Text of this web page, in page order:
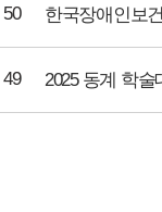
50 한국장애인보
49